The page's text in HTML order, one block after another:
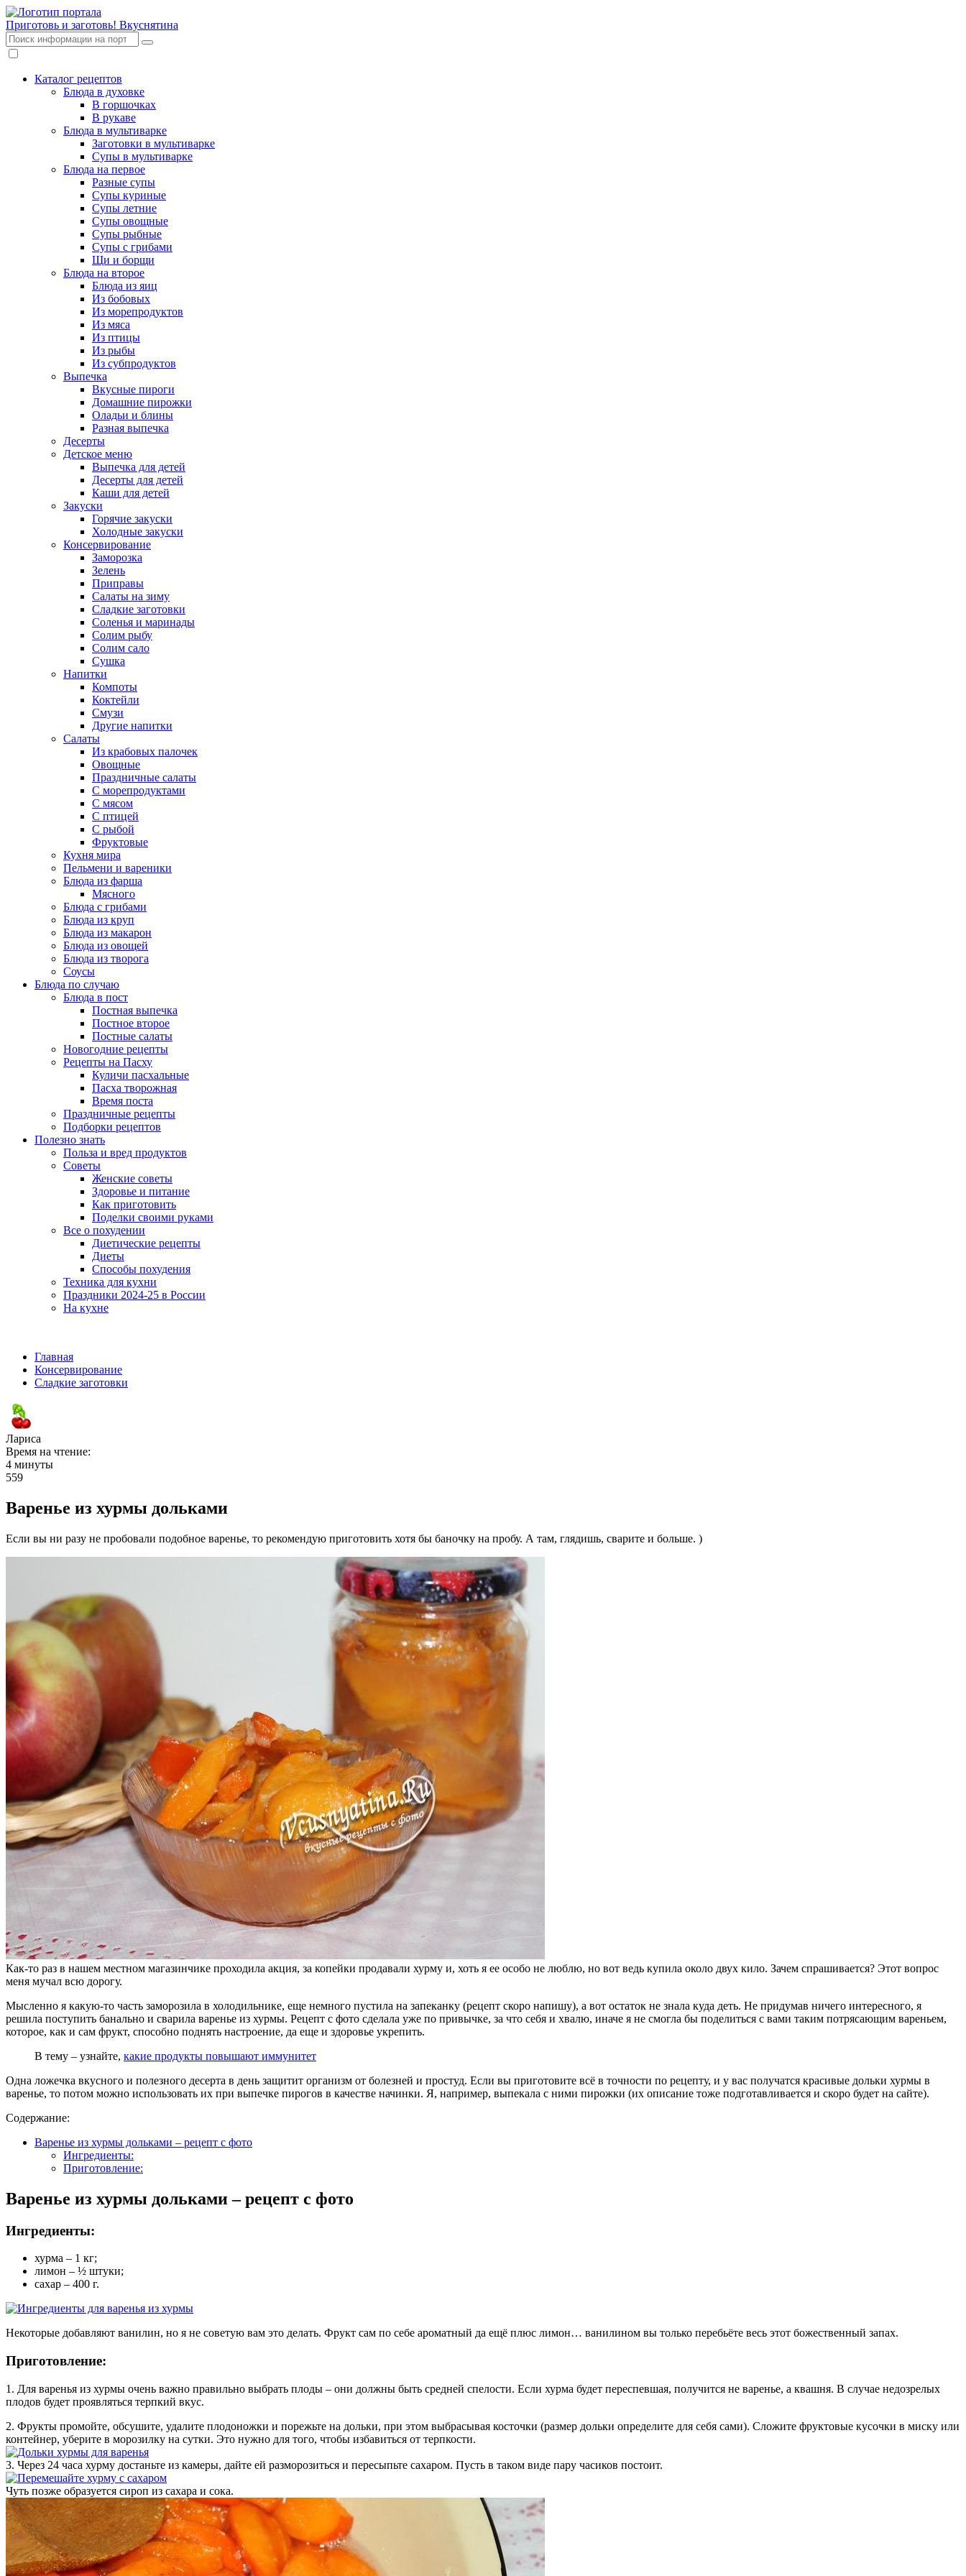
Приготовь и заготовь! Вкуснятина
Каталог рецептов
Блюда в духовке
В горшочках
В рукаве
Блюда в мультиварке
Заготовки в мультиварке
Супы в мультиварке
Блюда на первое
Разные супы
Супы куриные
Супы летние
Супы овощные
Супы рыбные
Супы с грибами
Щи и борщи
Блюда на второе
Блюда из яиц
Из бобовых
Из морепродуктов
Из мяса
Из птицы
Из рыбы
Из субпродуктов
Выпечка
Вкусные пироги
Домашние пирожки
Оладьи и блины
Разная выпечка
Десерты
Детское меню
Выпечка для детей
Десерты для детей
Каши для детей
Закуски
Горячие закуски
Холодные закуски
Консервирование
Заморозка
Зелень
Приправы
Салаты на зиму
Сладкие заготовки
Соленья и маринады
Солим рыбу
Солим сало
Сушка
Напитки
Компоты
Коктейли
Смузи
Другие напитки
Салаты
Из крабовых палочек
Овощные
Праздничные салаты
С морепродуктами
С мясом
С птицей
С рыбой
Фруктовые
Кухня мира
Пельмени и вареники
Блюда из фарша
Мясного
Блюда с грибами
Блюда из круп
Блюда из макарон
Блюда из овощей
Блюда из творога
Соусы
Блюда по случаю
Блюда в пост
Постная выпечка
Постное второе
Постные салаты
Новогодние рецепты
Рецепты на Пасху
Куличи пасхальные
Пасха творожная
Время поста
Праздничные рецепты
Подборки рецептов
Полезно знать
Польза и вред продуктов
Советы
Женские советы
Здоровье и питание
Как приготовить
Поделки своими руками
Все о похудении
Диетические рецепты
Диеты
Способы похудения
Техника для кухни
Праздники 2024-25 в России
На кухне
Главная
Консервирование
Сладкие заготовки
Лариса
Время на чтение:
4 минуты
559
Варенье из хурмы дольками
Если вы ни разу не пробовали подобное варенье, то рекомендую приготовить хотя бы баночку на пробу. А там, глядишь, сварите и больше. )
Как-то раз в нашем местном магазинчике проходила акция, за копейки продавали хурму и, хоть я ее особо не люблю, но вот ведь купила около двух кило. Зачем спрашивается? Этот вопрос
меня мучал всю дорогу.
Мысленно я какую-то часть заморозила в холодильнике, еще немного пустила на запеканку (рецепт скоро напишу), а вот остаток не знала куда деть. Не придумав ничего интересного, я
решила поступить банально и сварила варенье из хурмы. Рецепт с фото сделала уже по привычке, за что себя и хвалю, иначе я не смогла бы поделиться с вами таким потрясающим вареньем,
которое, как и сам фрукт, способно поднять настроение, да еще и здоровье укрепить.
В тему – узнайте, какие продукты повышают иммунитет
Одна ложечка вкусного и полезного десерта в день защитит организм от болезней и простуд. Если вы приготовите всё в точности по рецепту, и у вас получатся красивые дольки хурмы в
варенье, то потом можно использовать их при выпечке пирогов в качестве начинки. Я, например, выпекала с ними пирожки (их описание тоже подготавливается и скоро будет на сайте).
Содержание:
Варенье из хурмы дольками – рецепт с фото
Ингредиенты:
Приготовление:
Варенье из хурмы дольками – рецепт с фото
Ингредиенты:
хурма – 1 кг;
лимон – ½ штуки;
сахар – 400 г.
Некоторые добавляют ванилин, но я не советую вам это делать. Фрукт сам по себе ароматный да ещё плюс лимон… ванилином вы только перебьёте весь этот божественный запах.
Приготовление:
1. Для варенья из хурмы очень важно правильно выбрать плоды – они должны быть средней спелости. Если хурма будет переспевшая, получится не варенье, а квашня. В случае недозрелых
плодов будет проявляться терпкий вкус.
2. Фрукты промойте, обсушите, удалите плодоножки и порежьте на дольки, при этом выбрасывая косточки (размер дольки определите для себя сами). Сложите фруктовые кусочки в миску или
контейнер, уберите в морозилку на сутки. Это нужно для того, чтобы избавиться от терпкости.
3. Через 24 часа хурму достаньте из камеры, дайте ей разморозиться и пересыпьте сахаром. Пусть в таком виде пару часиков постоит.
Чуть позже образуется сироп из сахара и сока.